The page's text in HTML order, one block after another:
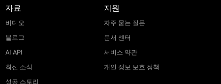
자료
비디오
블로그
AI API
최신 소식
성공 스토리
지원
자주 묻는 질문
문서 센터
서비스 약관
개인 정보 보호 정책